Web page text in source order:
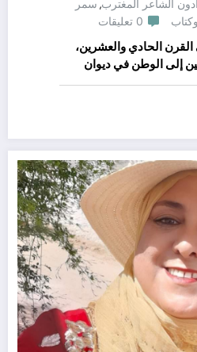
الشاعر المغترب, سمر
0 تعليقات
الحادي والعشرين،
إلى الوطن في ديوان
ناصر زين الدين
الأديبة سمر الديك/